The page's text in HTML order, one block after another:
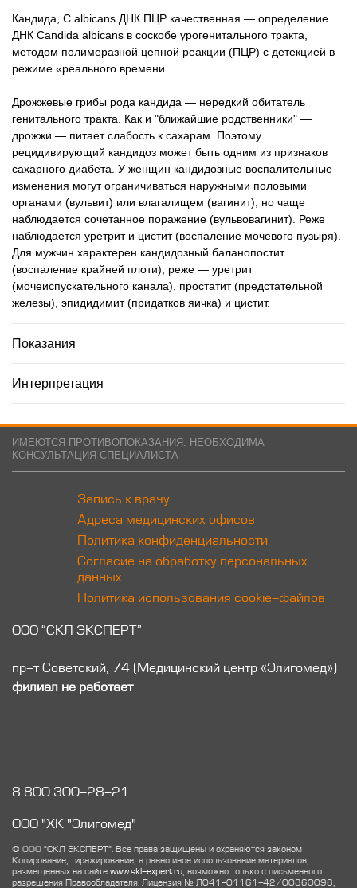
Кандида, C.albicans ДНК ПЦР качественная — определение
ДНК Candida albicans в соскобе урогенитального тракта,
методом полимеразной цепной реакции (ПЦР) с детекцией в
режиме «реального времени.
Дрожжевые грибы рода кандида — нередкий обитатель
генитального тракта. Как и "ближайшие родственники" —
дрожжи — питает слабость к сахарам. Поэтому
рецидивирующий кандидоз может быть одним из признаков
сахарного диабета. У женщин кандидозные воспалительные
изменения могут ограничиваться наружными половыми
органами (вульвит) или влагалищем (вагинит), но чаще
наблюдается сочетанное поражение (вульвовагинит). Реже
наблюдается уретрит и цистит (воспаление мочевого пузыря).
Для мужчин характерен кандидозный баланопостит
(воспаление крайней плоти), реже — уретрит
(мочеиспускательного канала), простатит (предстательной
железы), эпидидимит (придатков яичка) и цистит.
Показания
Интерпретация
ИМЕЮТСЯ ПРОТИВОПОКАЗАНИЯ. НЕОБХОДИМА
КОНСУЛЬТАЦИЯ СПЕЦИАЛИСТА
Запись к врачу
Адреса медицинских офисов
Политика конфиденциальности
Согласие на обработку персональных
данных
Политика использования cookie-файлов
ООО “СКЛ ЭКСПЕРТ”
пр-т Советский, 74 (Медицинский центр «Элигомед»)
филиал не работает
8 800 300-28-21
ООО "ХК "Элигомед"
© ООО “СКЛ ЭКСПЕРТ”. Все права защищены и охраняются законом
Копирование, тиражирование, а равно иное использование материалов,
размещенных на сайте www.skl-expert.ru, возможно только с письменного
разрешения Правообладателя. Лицензия № Л041-01161-42/00360098,